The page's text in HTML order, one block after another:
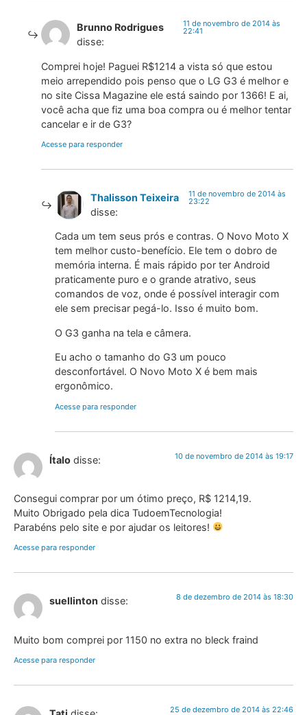
Brunno Rodrigues
disse:
11 de novembro de 2014 às
22:41
Comprei hoje! Paguei R$1214 a vista só que estou
meio arrependido pois penso que o LG G3 é melhor e
no site Cissa Magazine ele está saindo por 1366! E ai,
você acha que fiz uma boa compra ou é melhor tentar
cancelar e ir de G3?
Acesse para responder
Thalisson Teixeira
disse:
11 de novembro de 2014 às
23:22
Cada um tem seus prós e contras. O Novo Moto X
tem melhor custo-benefício. Ele tem o dobro de
memória interna. É mais rápido por ter Android
praticamente puro e o grande atrativo, seus
comandos de voz, onde é possível interagir com
ele sem precisar pegá-lo. Isso é muito bom.
O G3 ganha na tela e câmera.
Eu acho o tamanho do G3 um pouco
desconfortável. O Novo Moto X é bem mais
ergonômico.
Acesse para responder
Ítalo disse: 10 de novembro de 2014 às 19:17
Consegui comprar por um ótimo preço, R$ 1214,19.
Muito Obrigado pela dica TudoemTecnologia!
Parabéns pelo site e por ajudar os leitores!
Acesse para responder
suellinton disse: 8 de dezembro de 2014 às 18:30
Muito bom comprei por 1150 no extra no bleck fraind
Acesse para responder
25 de dezembro de 2014 às 22:46